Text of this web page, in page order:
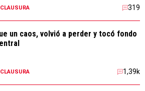
319
un caos, volvió a perder y tocó fondo
1,39k